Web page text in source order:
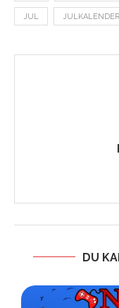
JUL JULKALENDER
DU